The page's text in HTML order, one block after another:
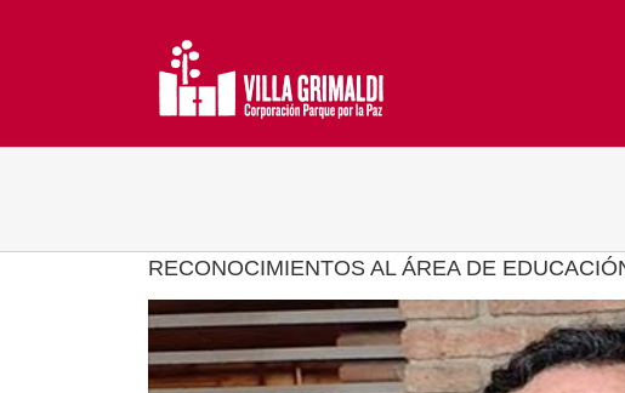
RECONOCIMIENTOS AL ÁREA DE
Ver
imagen
más